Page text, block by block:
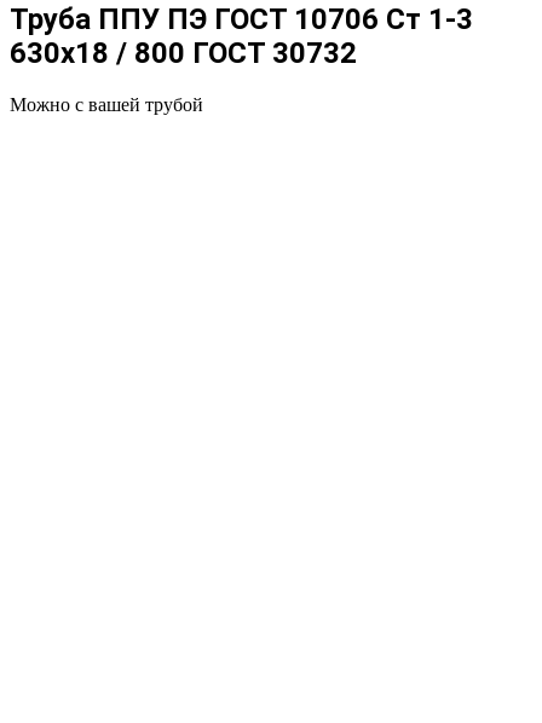
Труба ППУ ПЭ ГОСТ 10706 Ст 1-3
630x18 / 800 ГОСТ 30732
Можно с вашей трубой